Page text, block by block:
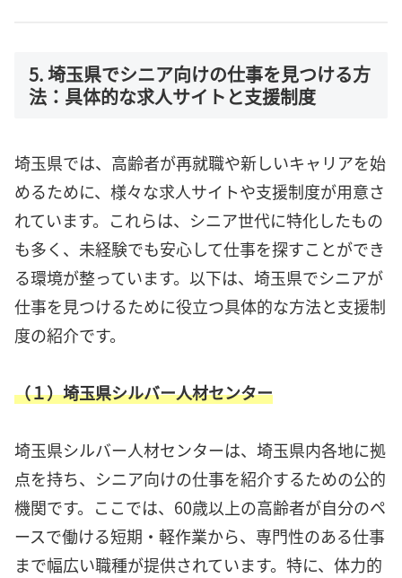
5. 埼玉県でシニア向けの仕事を見つける方
法：具体的な求人サイトと支援制度
埼玉県では、高齢者が再就職や新しいキャリアを始
めるために、様々な求人サイトや支援制度が用意さ
れています。これらは、シニア世代に特化したもの
も多く、未経験でも安心して仕事を探すことができ
る環境が整っています。以下は、埼玉県でシニアが
仕事を見つけるために役立つ具体的な方法と支援制
度の紹介です。
（１）埼玉県シルバー人材センター
埼玉県シルバー人材センターは、埼玉県内各地に拠
点を持ち、シニア向けの仕事を紹介するための公的
機関です。ここでは、60歳以上の高齢者が自分のペ
ースで働ける短期・軽作業から、専門性のある仕事
まで幅広い職種が提供されています。特に、体力的